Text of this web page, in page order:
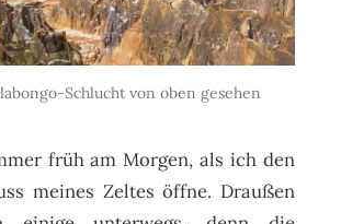
Schlucht von oben gesehen
früh am Morgen, als ich den
meines Zeltes öffne. Draußen